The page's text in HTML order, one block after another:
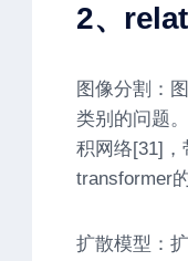
2、
图像分割：
类别的问题
积网络[31]
transformer
扩散模型：